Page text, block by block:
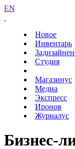
EN
Новое
Инвентарь
Студия
Магазинус
Медиа
Экспресс
Иронов
Журналус
Бизнес-